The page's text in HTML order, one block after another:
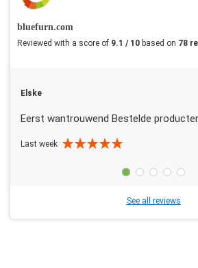
bluefurn.com
Reviewed with a score of 9.1 / 10 based on 78
Elske
Eerst wantrouwend Bestelde
Last week
See all reviews